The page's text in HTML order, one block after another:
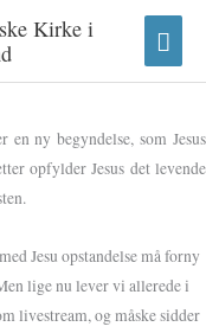
Kirke i
ny begyndelse, som Jesus
opfylder Jesus det levende
Jesu opstandelse må forny
lige nu lever vi allerede i
livestream, og måske sidder